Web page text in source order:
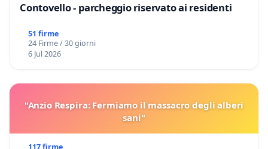
Contovello - parcheggio riservato ai residenti
51 firme
24 Firme / 30 giorni
6 Jul 2026
"Anzio Respira: Fermiamo il massacro degli alberi
sani"
117 firme